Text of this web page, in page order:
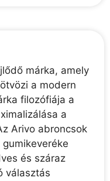
márka, amely
a modern
filozófiája a
a
Arivo abroncsok
és száraz
választás